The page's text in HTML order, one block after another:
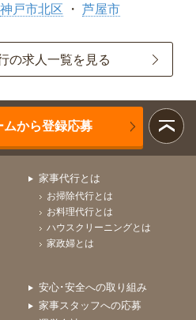
神戸市北区 芦屋市
の求人一覧を見る
ムから登録応募
家事代行とは
お掃除代行とは
お料理代行とは
ハウスクリーニングとは
家政婦とは
安心･安全への取り組み
家事スタッフへの応募